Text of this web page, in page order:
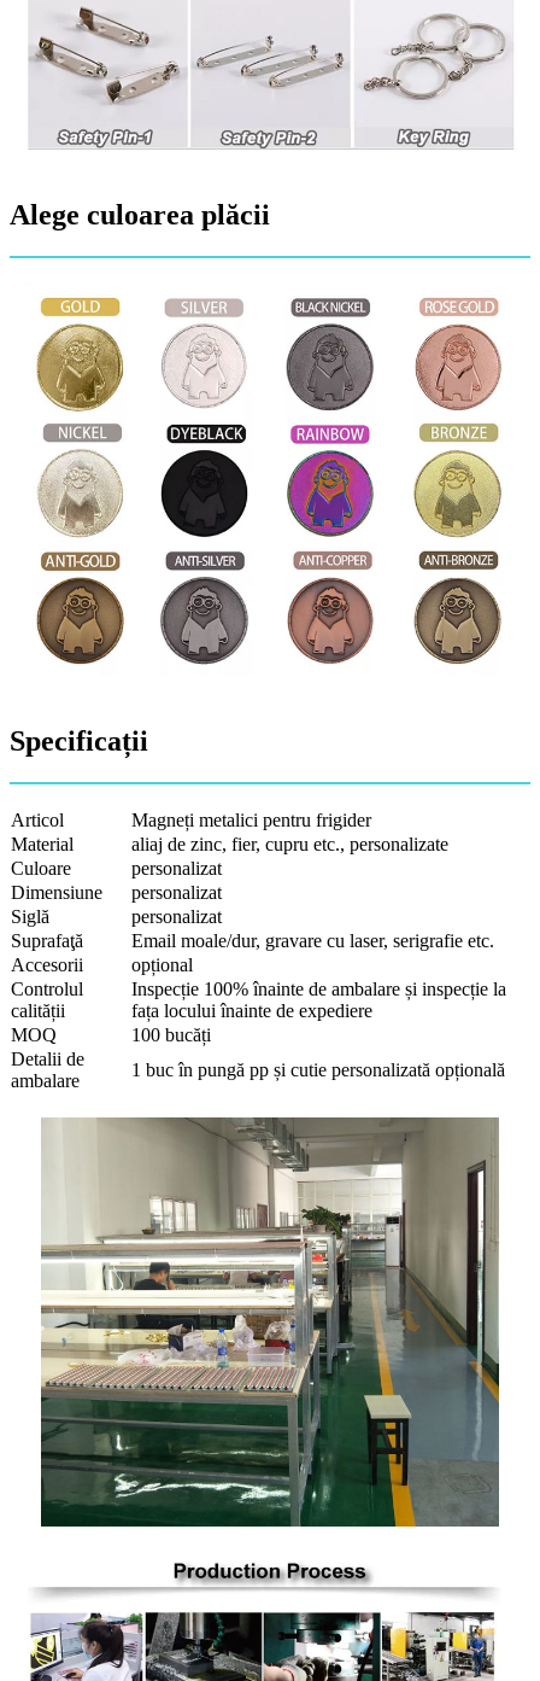
Alege culoarea plăcii
Specificații
Articol
Magneți metalici pentru frigider
Material
aliaj de zinc, fier, cupru etc., personalizate
Culoare
personalizat
Dimensiune
personalizat
Siglă
personalizat
Suprafaţă
Email moale/dur, gravare cu laser, serigrafie etc.
Accesorii
opțional
Controlul
calității
Inspecție 100% înainte de ambalare și inspecție la
fața locului înainte de expediere
MOQ
100 bucăți
Detalii de
ambalare
1 buc în pungă pp și cutie personalizată opțională